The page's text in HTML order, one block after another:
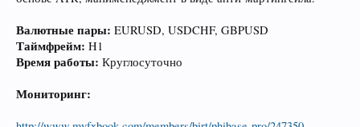
Валютные пары: EURUSD, USDCHF, GBPUSD
Таймфрейм: H1
Время работы: Круглосуточно
Мониторинг: